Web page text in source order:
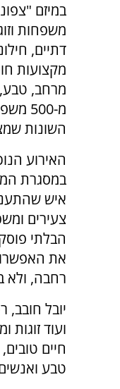
במיזם
משפחות
דתיים,
מקצועות
מרחב,
מ-
השונות
האירוע
איש
צעירים
את
רחבה, ולא
יובל
ועוד
חיים
טבע